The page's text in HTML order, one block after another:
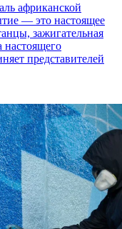
африканской
— это настоящее
зажигательная
настоящего
представителей